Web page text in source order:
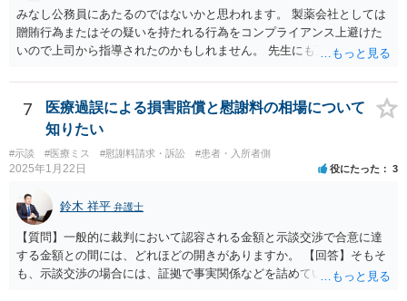
めしたいところです。
みなし公務員にあたるのではないかと思われます。 製薬会社としては
贈賄行為またはその疑いを持たれる行為をコンプライアンス上避けた
いので上司から指導されたのかもしれません。 先生にも万一迷惑をか
7
医療過誤による損害賠償と慰謝料の相場について
知りたい
#示談 #医療ミス #慰謝料請求・訴訟 #患者・入所者側
2025年1月22日 役にたった 3
鈴木 祥平 弁護士
【質問】一般的に裁判において認容される金額と示談交渉で合意に達
する金額との間には、どれほどの開きがありますか。 【回答】そもそ
も、示談交渉の場合には、証拠で事実関係などを詰めていないことが